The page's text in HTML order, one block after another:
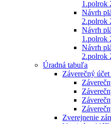
1.polrok
Návrh
2.polrok
Návrh
1.polrok
Návrh
2.polrok
Úradná tabuľa
Záverečný účet
Zverejnenie